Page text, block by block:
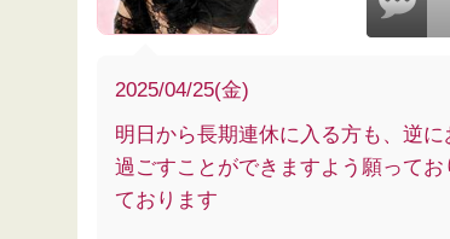
2025/04/25(金)
明日から長期連休に入る方も、逆
過ごすことができますよう願って
ております